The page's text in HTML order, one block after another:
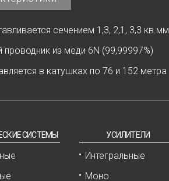
сечением 1,3, 2,1, 3,3 кв.мм
проводник из меди 6N (99,99997%)
в катушках по 76 и 152 метра
СИСТЕМЫ УСИЛИТЕЛИ
Интегральные
Моно